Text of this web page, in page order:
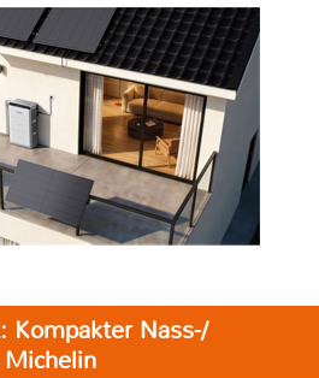
Kompakter Nass-/
Michelin